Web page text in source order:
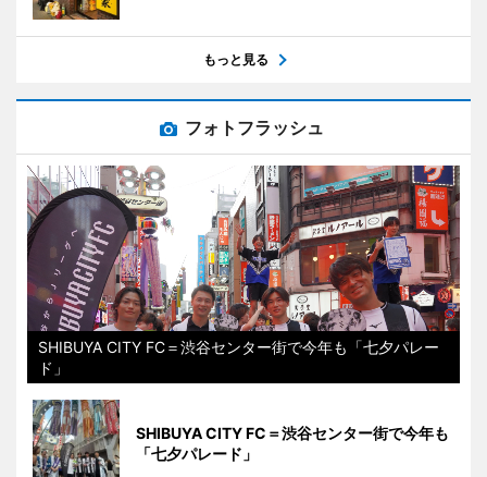
もっと見る
フォトフラッシュ
SHIBUYA CITY FC＝渋谷センター街で今年も「七夕パレー
ド」
SHIBUYA CITY FC＝渋谷センター街で今年も
「七夕パレード」